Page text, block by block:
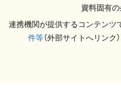
資料固有
連携機関が提供するコンテンツ
件等（外部サイトへリンク